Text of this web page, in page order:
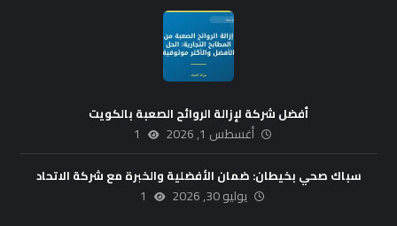
أفضل شركة لإزالة الروائح الصعبة بالكويت
أغسطس 1, 2026 1
سباك صحي بخيطان: ضمان الأفضلية والخبرة مع شركة الاتحاد
يوليو 30, 2026 1